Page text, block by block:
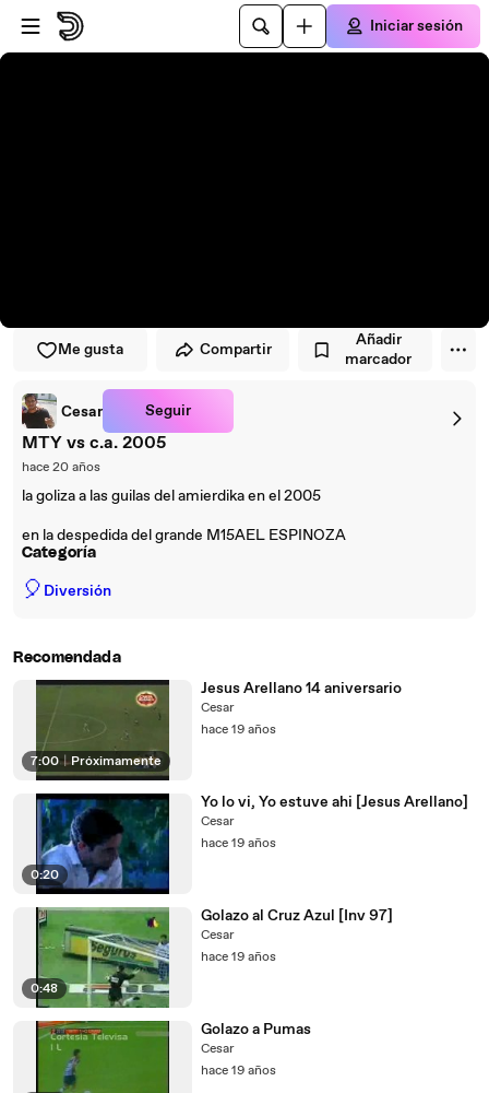
Saltar al reproductor
Saltar al contenido principal
Iniciar sesión
Me gusta Compartir
Añadir
marcador
Cesar Seguir
MTY vs c.a. 2005
hace 20 años
la goliza a las guilas del amierdika en el 2005
en la despedida del grande M15AEL ESPINOZA
Categoría
🎈 Diversión
Recomendada
7:00 | Próximamente
Jesus Arellano 14 aniversario
Cesar
hace 19 años
0:20
Yo lo vi, Yo estuve ahi [Jesus Arellano]
Cesar
hace 19 años
0:48
Golazo al Cruz Azul [Inv 97]
Cesar
hace 19 años
Golazo a Pumas
Cesar
hace 19 años